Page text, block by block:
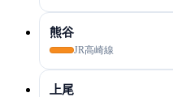
熊谷
JR高崎線
上尾